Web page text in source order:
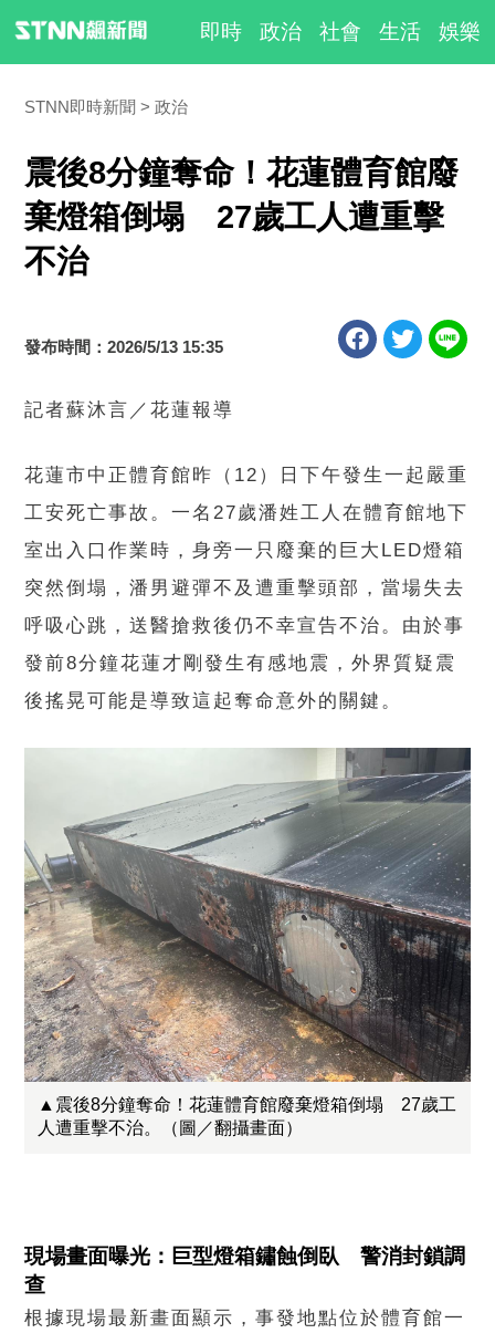
即時 政治 社會 生活 娛樂
STNN即時新聞 政治
震後8分鐘奪命！花蓮體育館廢
棄燈箱倒塌 27歲工人遭重擊
不治
發布時間：2026/5/13 15:35
記者蘇沐言／花蓮報導
花蓮市中正體育館昨（12）日下午發生一起嚴重
工安死亡事故。一名27歲潘姓工人在體育館地下
室出入口作業時，身旁一只廢棄的巨大LED燈箱
突然倒塌，潘男避彈不及遭重擊頭部，當場失去
呼吸心跳，送醫搶救後仍不幸宣告不治。由於事
發前8分鐘花蓮才剛發生有感地震，外界質疑震
後搖晃可能是導致這起奪命意外的關鍵。
▲震後8分鐘奪命！花蓮體育館廢棄燈箱倒塌 27歲工
人遭重擊不治。（圖／翻攝畫面）
現場畫面曝光：巨型燈箱鏽蝕倒臥 警消封鎖調
查
根據現場最新畫面顯示，事發地點位於體育館一